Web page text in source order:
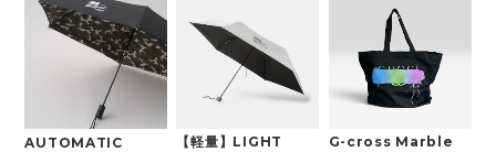
AUTOMATIC
【軽量】LIGHT
G-cross Marble